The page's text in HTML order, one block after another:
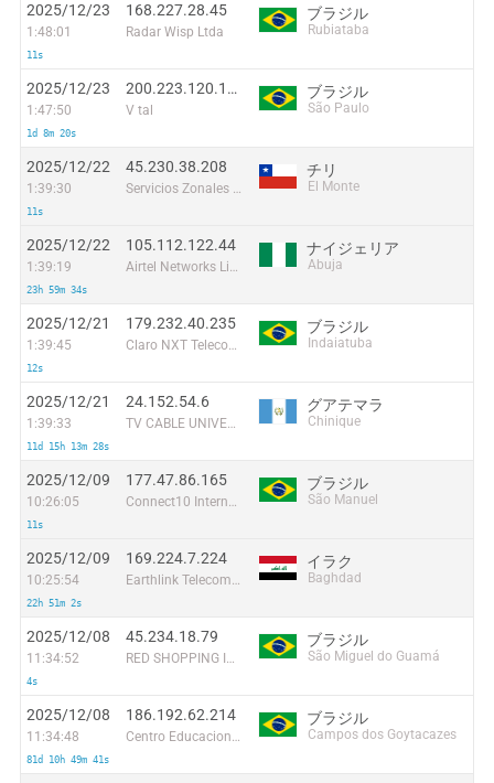
2025/12/23
1:48:01
11s
168.227.28.45
Radar Wisp Ltda
ブラジル
Rubiataba
2025/12/23
1:47:50
1d 8m 20s
200.223.120.109
V tal
ブラジル
São Paulo
2025/12/22
1:39:30
11s
45.230.38.208
Servicios Zonales De Internet Limitada
チリ
El Monte
2025/12/22
1:39:19
23h 59m 34s
105.112.122.44
Airtel Networks Limited
ナイジェリア
Abuja
2025/12/21
1:39:45
12s
179.232.40.235
Claro NXT Telecomunicacoes Ltda
ブラジル
Indaiatuba
2025/12/21
1:39:33
11d 15h 13m 28s
24.152.54.6
TV CABLE UNIVERSAL S.A
グアテマラ
Chinique
2025/12/09
10:26:05
11s
177.47.86.165
Connect10 Internet Eireli
ブラジル
São Manuel
2025/12/09
10:25:54
22h 51m 2s
169.224.7.224
Earthlink Telecommunications Equipment Trading & Services DMCC
イラク
Baghdad
2025/12/08
11:34:52
4s
45.234.18.79
RED SHOPPING INFORMATICA PARAGOMINAS LTDA
ブラジル
São Miguel do Guamá
2025/12/08
11:34:48
81d 10h 49m 41s
186.192.62.214
Centro Educacional Nossa Senhora Auxiliadora
ブラジル
Campos dos Goytacazes